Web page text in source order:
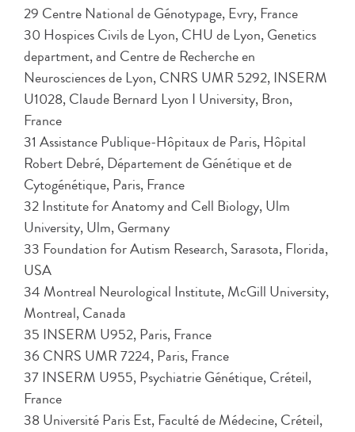
29 Centre National de Génotypage, Evry, France
30 Hospices Civils de Lyon, CHU de Lyon, Genetics
department, and Centre de Recherche en
Neurosciences de Lyon, CNRS UMR 5292, INSERM
U1028, Claude Bernard Lyon I University, Bron,
France
31 Assistance Publique-Hôpitaux de Paris, Hôpital
Robert Debré, Département de Génétique et de
Cytogénétique, Paris, France
32 Institute for Anatomy and Cell Biology, Ulm
University, Ulm, Germany
33 Foundation for Autism Research, Sarasota, Florida,
USA
34 Montreal Neurological Institute, McGill University,
Montreal, Canada
35 INSERM U952, Paris, France
36 CNRS UMR 7224, Paris, France
37 INSERM U955, Psychiatrie Génétique, Créteil,
France
38 Université Paris Est, Faculté de Médecine, Créteil,